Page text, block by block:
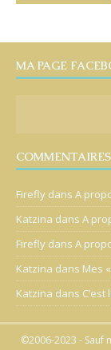
MA PAGE
Firefly dans A
Katzina dans A
Firefly dans A
Katzina dans Mes
Katzina dans
©2006-2023 - Sauf